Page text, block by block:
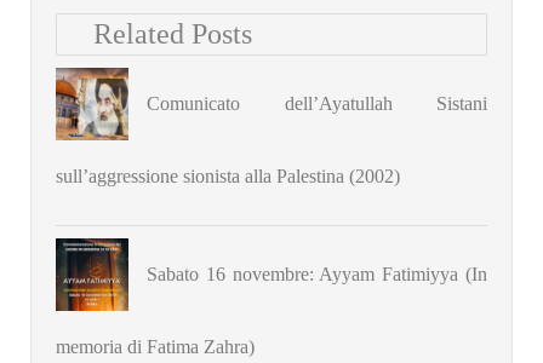
Related Posts
Comunicato dell’Ayatullah Sistani
sull’aggressione sionista alla Palestina (2002)
Sabato 16 novembre: Ayyam Fatimiyya (In
memoria di Fatima Zahra)